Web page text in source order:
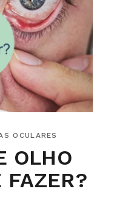
OCULARES
OLHO
FAZER?